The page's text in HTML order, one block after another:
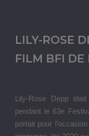
LILY-ROSE
FILM BFI DE
Lily-Rose Depp
pendant le 63e
portait pour